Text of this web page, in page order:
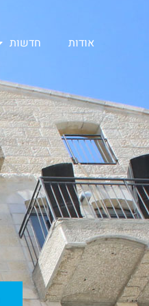
אודות חדשות